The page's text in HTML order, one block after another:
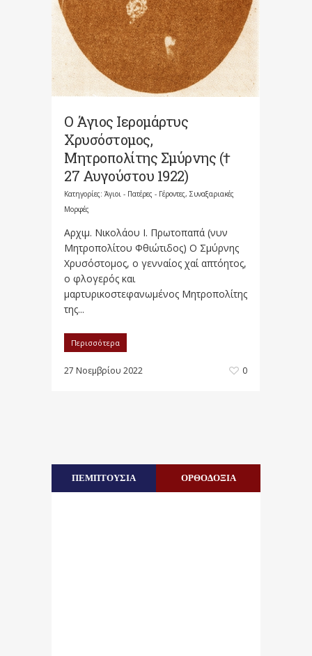
Ο Άγιος Ιερομάρτυς
Χρυσόστομος,
Μητροπολίτης Σμύρνης (†
27 Αυγούστου 1922)
Κατηγορίες: Άγιοι - Πατέρες - Γέροντες, Συναξαριακές
Μορφές
Αρχιμ. Νικολάου Ι. Πρωτοπαπά (νυν
Μητροπολίτου Φθιώτιδος) Ο Σμύρνης
Χρυσόστομος, ο γενναίος χαί απτόητος,
ο φλογερός και
μαρτυρικοστεφανωμένος Μητροπολίτης
της...
Περισσότερα
27 Νοεμβρίου 2022 0
ΠΕΜΠΤΟΥΣΙΑ ΟΡΘΟΔΟΞΙΑ